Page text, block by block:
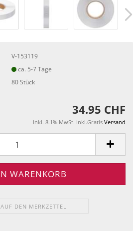
V-153119
ca. 5-7 Tage
80Stück
34.95 CHF
inkl. 8.1% MwSt. inkl.Gratis Versand
AUF DEN MERKZETTEL